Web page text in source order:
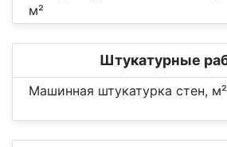
м²
Штукатурные
Машинная штукатурка стен, м²